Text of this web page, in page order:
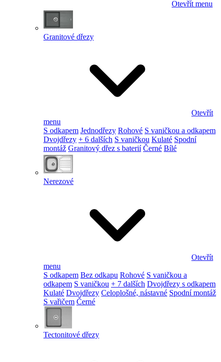
Otevřít menu
Granitové dřezy
Otevřít
menu
S odkapem Jednodřezy Rohové S vaničkou a odkapem
Dvojdřezy + 6 dalších S vaničkou Kulaté Spodní
montáž Granitový dřez s baterií Černé Bílé
Nerezové
Otevřít
menu
S odkapem Bez odkapu Rohové S vaničkou a
odkapem S vaničkou + 7 dalších Dvojdřezy s odkapem
Kulaté Dvojdřezy Celoplošné, nástavné Spodní montáž
S vařičem Černé
Tectonitové dřezy